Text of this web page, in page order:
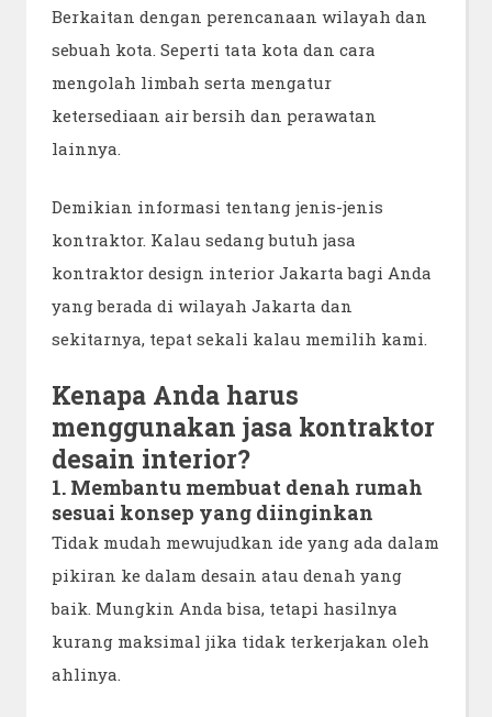
Berkaitan dengan perencanaan wilayah dan
sebuah kota. Seperti tata kota dan cara
mengolah limbah serta mengatur
ketersediaan air bersih dan perawatan
lainnya.
Demikian informasi tentang jenis-jenis
kontraktor. Kalau sedang butuh jasa
kontraktor design interior Jakarta bagi Anda
yang berada di wilayah Jakarta dan
sekitarnya, tepat sekali kalau memilih kami.
Kenapa Anda harus
menggunakan jasa kontraktor
desain interior?
1. Membantu membuat denah rumah
sesuai konsep yang diinginkan
Tidak mudah mewujudkan ide yang ada dalam
pikiran ke dalam desain atau denah yang
baik. Mungkin Anda bisa, tetapi hasilnya
kurang maksimal jika tidak terkerjakan oleh
ahlinya.